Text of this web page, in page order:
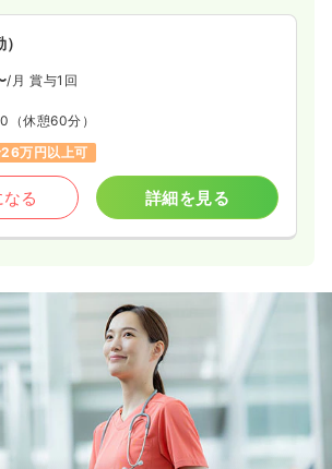
/月 賞与1回
（休憩60分）
26万円以上可
る 詳細を見る